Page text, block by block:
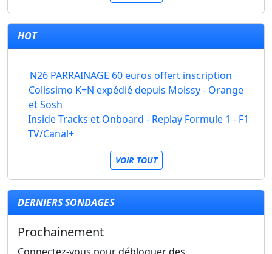
HOT
N26 PARRAINAGE 60 euros offert inscription
Colissimo K+N expédié depuis Moissy - Orange
et Sosh
Inside Tracks et Onboard - Replay Formule 1 - F1
TV/Canal+
VOIR TOUT
DERNIERS SONDAGES
Prochainement